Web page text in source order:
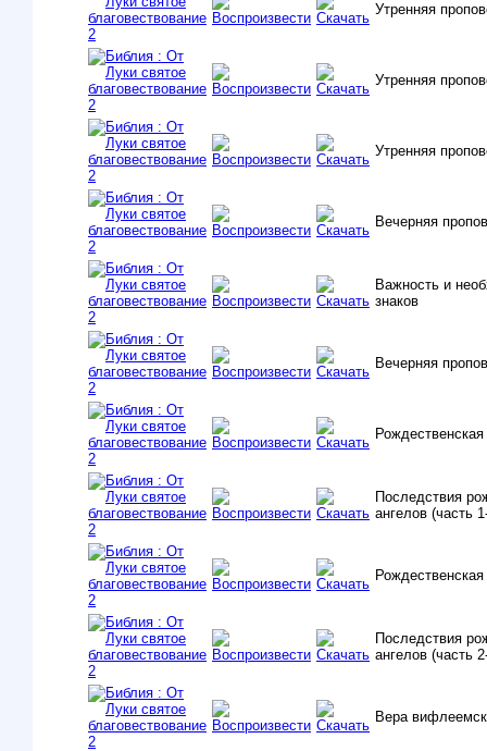
Утренняя
Утренняя
Утренняя
Вечерняя
Важность и
знаков
Вечерняя
Последствия
ангелов (часть
Последствия
ангелов (часть
Вера